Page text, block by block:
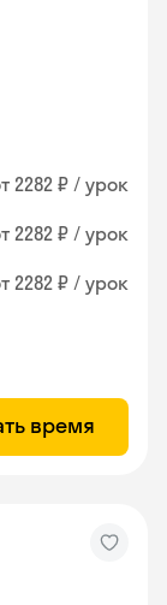
2282 ₽ / урок
2282 ₽ / урок
2282 ₽ / урок
время